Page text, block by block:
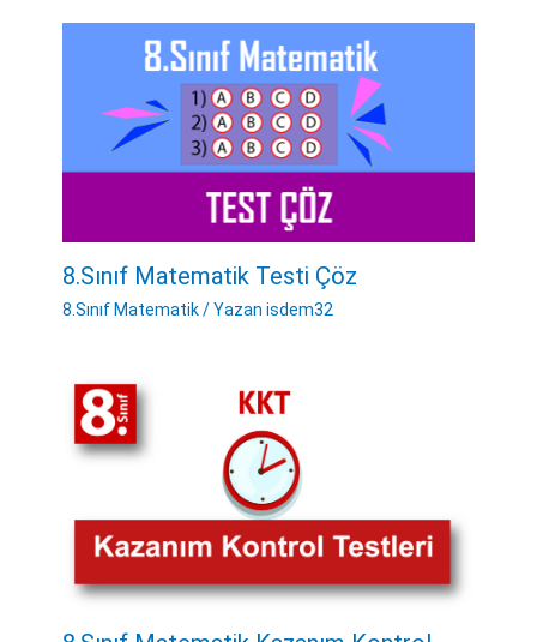
8.Sınıf Matematik Testi Çöz
8.Sınıf Matematik/ Yazan isdem32